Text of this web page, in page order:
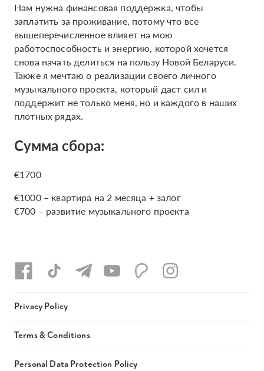
Нам нужна финансовая поддержка, чтобы
заплатить за проживание, потому что все
вышеперечисленное влияет на мою
работоспособность и энергию, которой хочется
снова начать делиться на пользу Новой Беларуси.
Также я мечтаю о реализации своего личного
музыкального проекта, который даст сил и
поддержит не только меня, но и каждого в наших
плотных рядах.
Сумма сбора:
€1700
€1000 – квартира на 2 месяца + залог
€700 – развитие музыкального проекта
Privacy Policy
Terms & Conditions
Personal Data Protection Policy